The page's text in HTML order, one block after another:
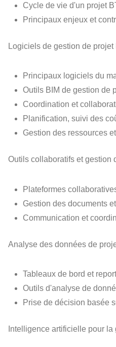
Cycle de vie d'un projet
Principaux enjeux et
Logiciels de gestion de projet
Principaux logiciels du
Outils BIM de gestion de
Coordination et
Planification, suivi des
Gestion des ressources
Outils collaboratifs et gestion
Plateformes
Gestion des documents
Communication et
Analyse des données de
Tableaux de bord et
Outils d'analyse de
Prise de décision basée
Intelligence artificielle pour